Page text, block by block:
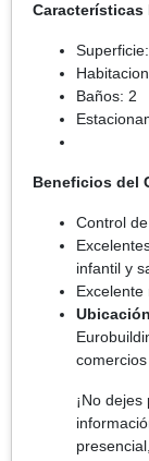
Características
Baños: 2
Beneficios del
Control
infantil y
Excelente
comercios
¡No